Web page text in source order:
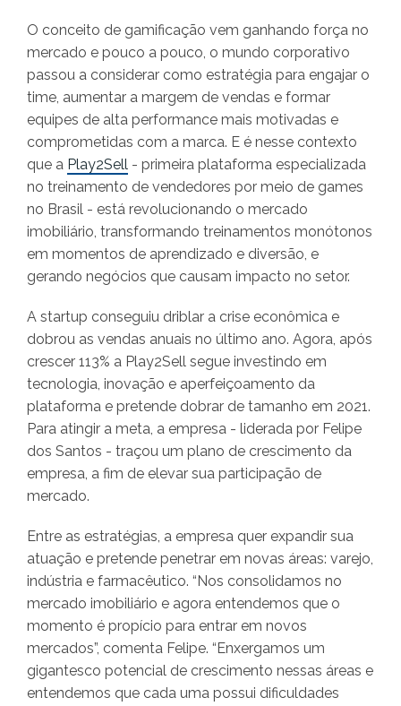
O conceito de gamificação vem ganhando força no
mercado e pouco a pouco, o mundo corporativo
passou a considerar como estratégia para engajar o
time, aumentar a margem de vendas e formar
equipes de alta performance mais motivadas e
comprometidas com a marca. E é nesse contexto
que a Play2Sell - primeira plataforma especializada
no treinamento de vendedores por meio de games
no Brasil - está revolucionando o mercado
imobiliário, transformando treinamentos monótonos
em momentos de aprendizado e diversão, e
gerando negócios que causam impacto no setor.
A startup conseguiu driblar a crise econômica e
dobrou as vendas anuais no último ano. Agora, após
crescer 113% a Play2Sell segue investindo em
tecnologia, inovação e aperfeiçoamento da
plataforma e pretende dobrar de tamanho em 2021.
Para atingir a meta, a empresa - liderada por Felipe
dos Santos - traçou um plano de crescimento da
empresa, a fim de elevar sua participação de
mercado.
Entre as estratégias, a empresa quer expandir sua
atuação e pretende penetrar em novas áreas: varejo,
indústria e farmacêutico. “Nos consolidamos no
mercado imobiliário e agora entendemos que o
momento é propício para entrar em novos
mercados”, comenta Felipe. “Enxergamos um
gigantesco potencial de crescimento nessas áreas e
entendemos que cada uma possui dificuldades